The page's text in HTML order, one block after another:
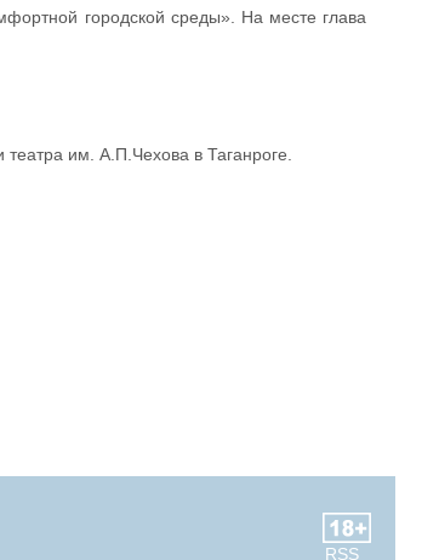
городской среды». На месте глава
им. А.П.Чехова в Таганроге.
RSS